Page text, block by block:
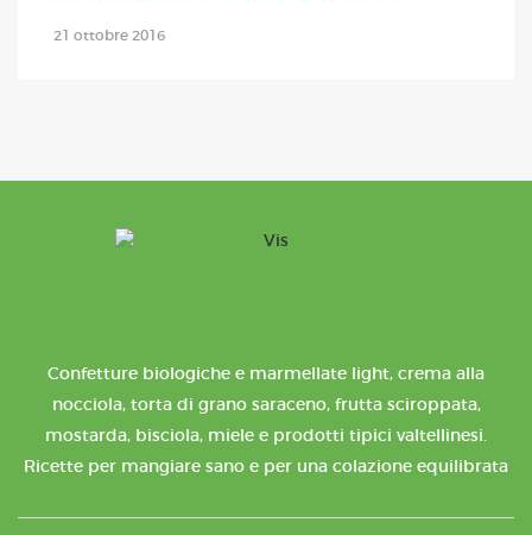
21 ottobre 2016
Confetture biologiche e marmellate light, crema alla
nocciola, torta di grano saraceno, frutta sciroppata,
mostarda, bisciola, miele e prodotti tipici valtellinesi.
Ricette per mangiare sano e per una colazione equilibrata